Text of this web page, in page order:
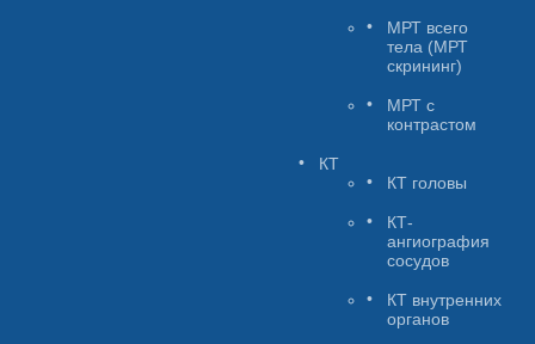
МРТ всего
тела (МРТ
скрининг)
МРТ с
контрастом
КТ
КТ головы
КТ-
ангиография
сосудов
КТ внутренних
органов